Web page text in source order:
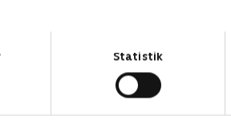
Statistik